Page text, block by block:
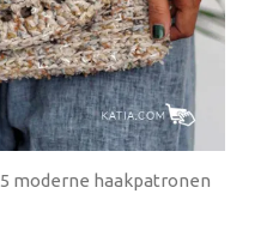
5 moderne haakpatronen